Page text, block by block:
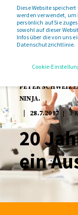
Diese Website
werden verwendet, um
persönlich auf Sie
sowohl auf dieser
Infos über die von uns
Datenschutzrichtlinie.
Cookie-
PETER
NINJA.
28.7.2017
3
20
ein